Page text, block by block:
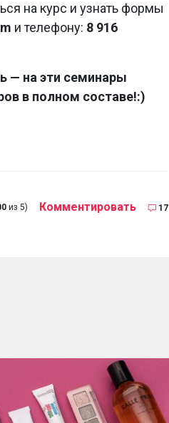
на курс и узнать формы
и телефону: 8 916
— на эти семинары
в полном составе!:)
из 5) Комментировать 17